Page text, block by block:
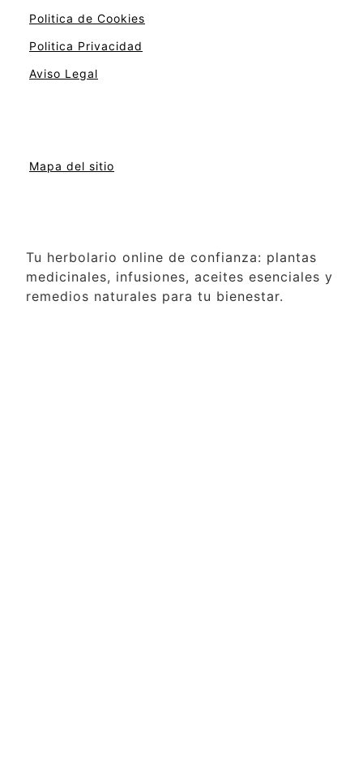
Politica de Cookies
Politica Privacidad
Aviso Legal
Mapa del sitio
Tu herbolario online de confianza: plantas
medicinales, infusiones, aceites esenciales y
remedios naturales para tu bienestar.